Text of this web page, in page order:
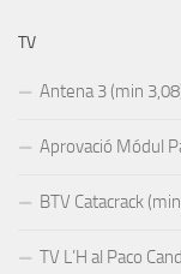
TV
Antena 3 (min
Aprovació Módul
BTV Catacrack
TV L’H al Paco